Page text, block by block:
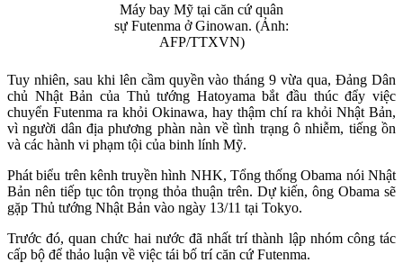
Máy bay Mỹ tại căn cứ quân
sự Futenma ở Ginowan. (Ảnh:
AFP/TTXVN)
Tuy nhiên, sau khi lên cầm quyền vào tháng 9 vừa qua, Đảng Dân
chủ Nhật Bản của Thủ tướng Hatoyama bắt đầu thúc đẩy việc
chuyển Futenma ra khỏi Okinawa, hay thậm chí ra khỏi Nhật Bản,
vì người dân địa phương phàn nàn về tình trạng ô nhiễm, tiếng ồn
và các hành vi phạm tội của binh lính Mỹ.
Phát biểu trên kênh truyền hình NHK, Tổng thống Obama nói Nhật
Bản nên tiếp tục tôn trọng thỏa thuận trên. Dự kiến, ông Obama sẽ
gặp Thủ tướng Nhật Bản vào ngày 13/11 tại Tokyo.
Trước đó, quan chức hai nước đã nhất trí thành lập nhóm công tác
cấp bộ để thảo luận về việc tái bố trí căn cứ Futenma.